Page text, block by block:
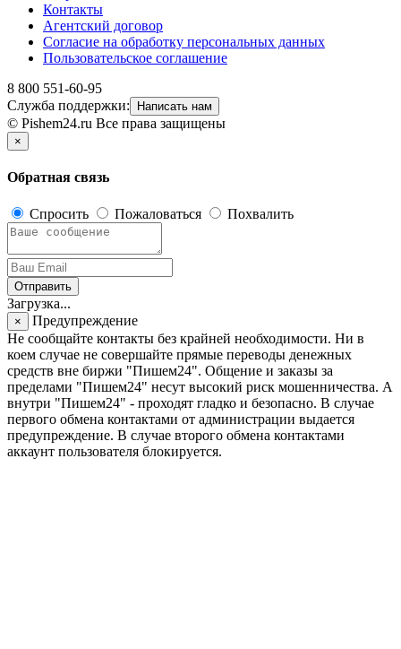
Контакты
Агентский договор
Согласие на обработку персональных данных
Пользовательское соглашение
8 800 551-60-95
Служба поддержки:
Написать нам
© Pishem24.ru Все права защищены
×
Обратная связь
Спросить Пожаловаться Похвалить
Отправить
Загрузка...
×
Предупреждение
Не сообщайте контакты без крайней необходимости. Ни в
коем случае не совершайте прямые переводы денежных
средств вне биржи "Пишем24". Общение и заказы за
пределами "Пишем24" несут высокий риск мошенничества. А
внутри "Пишем24" - проходят гладко и безопасно. В случае
первого обмена контактами от администрации выдается
предупреждение. В случае второго обмена контактами
аккаунт пользователя блокируется.